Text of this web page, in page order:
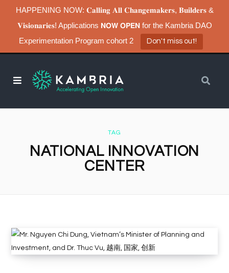
HAPPENING NOW: 𝐂𝐚𝐥𝐥𝐢𝐧𝐠 𝐀𝐥𝐥 𝐂𝐡𝐚𝐧𝐠𝐞𝐦𝐚𝐤𝐞𝐫𝐬, 𝐁𝐮𝐢𝐥𝐝𝐞𝐫𝐬 &
𝐕𝐢𝐬𝐢𝐨𝐧𝐚𝐫𝐢𝐞𝐬! Applications 𝗡𝗢𝗪 𝗢𝗣𝗘𝗡 for the Kambria DAO
Experimentation Program cohort 2
Don't miss out!
TAG
NATIONAL INNOVATION
CENTER